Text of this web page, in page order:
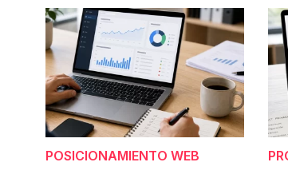
POSICIONAMIENTO WEB